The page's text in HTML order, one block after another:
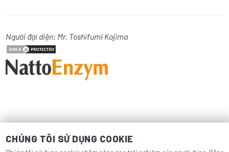
Người đại diện: Mr. Toshifumi Kojima
CHÚNG TÔI SỬ DỤNG COOKIE